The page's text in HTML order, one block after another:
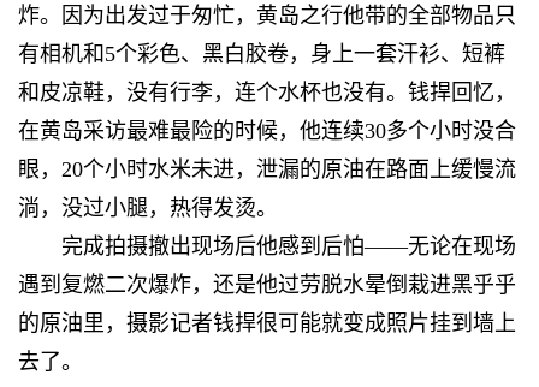
炸。因为出发过于匆忙，黄岛之行他带的全部物品只
有相机和5个彩色、黑白胶卷，身上一套汗衫、短裤
和皮凉鞋，没有行李，连个水杯也没有。钱捍回忆，
在黄岛采访最难最险的时候，他连续30多个小时没合
眼，20个小时水米未进，泄漏的原油在路面上缓慢流
淌，没过小腿，热得发烫。
完成拍摄撤出现场后他感到后怕——无论在现场
遇到复燃二次爆炸，还是他过劳脱水晕倒栽进黑乎乎
的原油里，摄影记者钱捍很可能就变成照片挂到墙上
去了。